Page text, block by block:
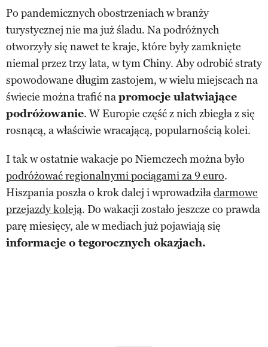
Po pandemicznych obostrzeniach w branży
turystycznej nie ma już śladu. Na podróżnych
otworzyły się nawet te kraje, które były zamknięte
niemal przez trzy lata, w tym Chiny. Aby odrobić straty
spowodowane długim zastojem, w wielu miejscach na
świecie można trafić napromocje ułatwiające
podróżowanie. W Europie część z nich zbiegła z się
rosnącą, a właściwie wracającą, popularnością kolei.
I tak w ostatnie wakacje po Niemczech można było
podróżować regionalnymi pociągami za 9 euro.
Hiszpania poszła o krok dalej i wprowadziładarmowe
przejazdy koleją. Do wakacji zostało jeszcze co prawda
parę miesięcy, ale w mediach już pojawiają się
informacje o tegorocznych okazjach.